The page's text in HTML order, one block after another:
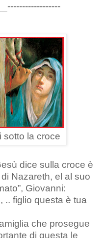
sotto la croce
dice sulla croce è
Nazareth, el al suo
Giovanni:
.. figlio questa è tua
che prosegue
di questa le